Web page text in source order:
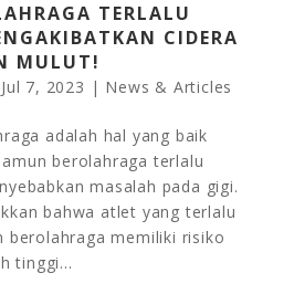
TERLALU
CIDERA
MULUT!
Jul 7, 2023 | News & Articles
adalah hal yang baik
berolahraga terlalu
masalah pada gigi.
bahwa atlet yang terlalu
berolahraga memiliki risiko
tinggi...